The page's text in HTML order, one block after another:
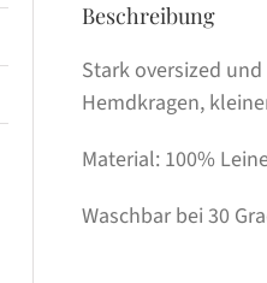
Beschreibung
Stark oversized
Hemdkragen,
Material: 100%
Waschbar bei 30